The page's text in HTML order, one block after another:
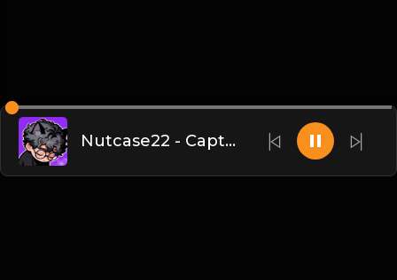
Nutcase22 - Captain (whistle) [Restricted Remix]